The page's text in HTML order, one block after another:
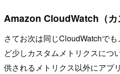
Amazon CloudWatch（カ
さてお次は同じCloudWatchで
ど少しカスタムメトリクスにつ
供されるメトリクス以外にアプ